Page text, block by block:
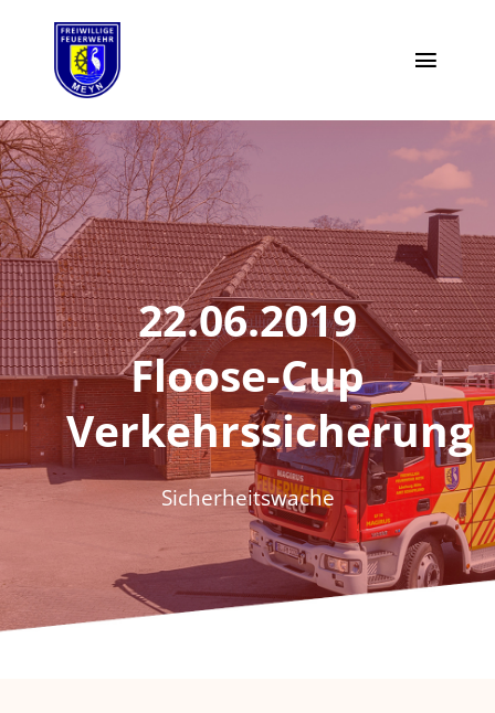
springen
Moin
Highlights
Einsätze
Termine
Vorstand
Aktiv werden
Fördern & Spenden
Jugendfeuerwehr
22.06.2019
Floose-Cup
Verkehrssicherung
Sicherheitswache